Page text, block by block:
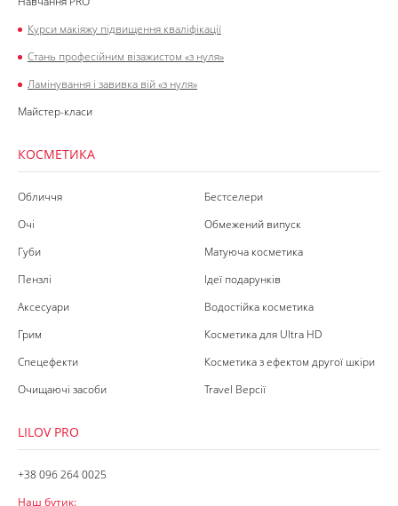
Курси макіяжу підвищення кваліфікації
Стань професійним візажистом «з нуля»
Ламінування і завивка вій «з нуля»
Майстер-класи
КОСМЕТИКА
Обличчя
Очі
Губи
Пензлі
Аксесуари
Грим
Спецефекти
Очищаючі засоби
Бестселери
Обмежений випуск
Матуюча косметика
Ідеї подарунків
Водостійка косметика
Косметика для Ultra HD
Косметика з ефектом другої шкіри
Travel Версії
LILOV PRO
+38 096 264 0025
Наш бутик: